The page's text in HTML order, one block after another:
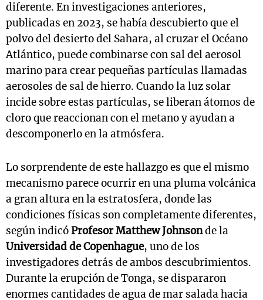
diferente. En investigaciones anteriores,
publicadas en 2023, se había descubierto que el
polvo del desierto del Sahara, al cruzar el Océano
Atlántico, puede combinarse con sal del aerosol
marino para crear pequeñas partículas llamadas
aerosoles de sal de hierro. Cuando la luz solar
incide sobre estas partículas, se liberan átomos de
cloro que reaccionan con el metano y ayudan a
descomponerlo en la atmósfera.
Lo sorprendente de este hallazgo es que el mismo
mecanismo parece ocurrir en una pluma volcánica
a gran altura en la estratosfera, donde las
condiciones físicas son completamente diferentes,
según indicóProfesor Matthew Johnsonde la
Universidad de Copenhague, uno de los
investigadores detrás de ambos descubrimientos.
Durante la erupción de Tonga, se dispararon
enormes cantidades de agua de mar salada hacia